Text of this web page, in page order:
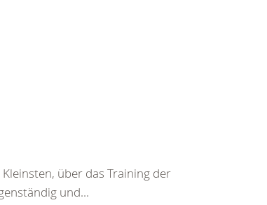
über das Training der
und...